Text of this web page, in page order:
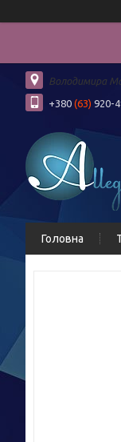
Володимира
+380 (63) 920-
Головна